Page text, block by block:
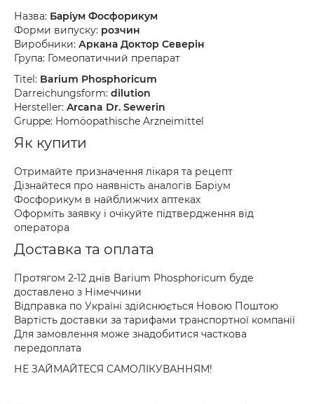
Назва: Баріум Фосфорикум
Форми випуску: розчин
Виробники: Аркана Доктор Северін
Група: Гомеопатичний препарат
Titel: Barium Phosphoricum
Darreichungsform: dilution
Hersteller: Arcana Dr. Sewerin
Gruppe: Homöopathische Arzneimittel
Як купити
Отримайте призначення лікаря та рецепт
Дізнайтеся про наявність аналогів Баріум
Фосфорикум в найближчих аптеках
Оформіть заявку і очікуйте підтвердження від
оператора
Доставка та оплата
Протягом 2-12 днів Barium Phosphoricum буде
доставлено з Німеччини
Відправка по Україні здійснюється Новою Поштою
Вартість доставки за тарифами транспортної компанії
Для замовлення може знадобитися часткова
передоплата
НЕ ЗАЙМАЙТЕСЯ САМОЛІКУВАННЯМ!